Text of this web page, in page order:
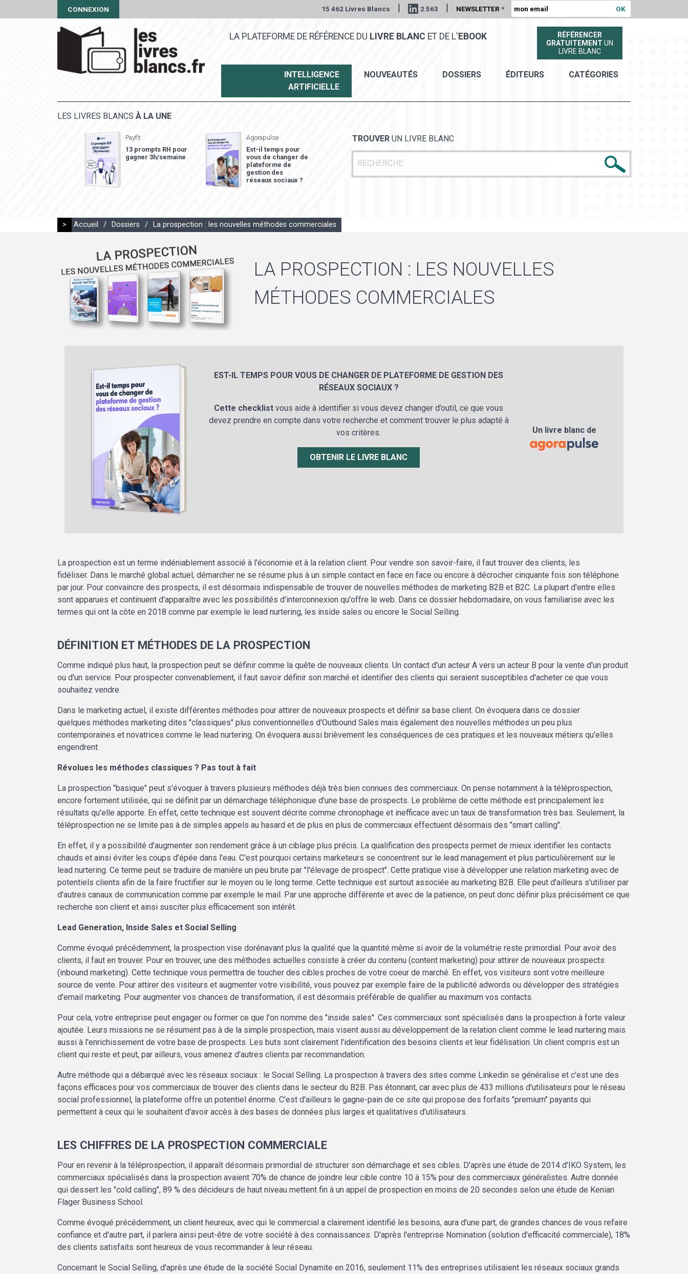
CONNEXION 15 462 Livres Blancs | 2 563 | NEWSLETTER *
LA PLATEFORME DE RÉFÉRENCE DU LIVRE BLANC ET DE L' EBOOK
RÉFÉRENCER
GRATUITEMENT UN
LIVRE BLANC
INTELLIGENCE
ARTIFICIELLE
NOUVEAUTÉS DOSSIERS ÉDITEURS CATÉGORIES
LES LIVRES BLANCS À LA UNE
Payfit
13 prompts RH pour
gagner 3h/semaine
Agorapulse
Est-il temps pour
vous de changer de
plateforme de
gestion des
réseaux sociaux ?
TROUVER UN LIVRE BLANC
> Accueil / Dossiers / La prospection : les nouvelles méthodes commerciales
LA PROSPECTION : LES NOUVELLES
MÉTHODES COMMERCIALES
EST-IL TEMPS POUR VOUS DE CHANGER DE PLATEFORME DE GESTION DES
RÉSEAUX SOCIAUX ?
Cette checklist vous aide à identifier si vous devez changer d’outil, ce que vous
devez prendre en compte dans votre recherche et comment trouver le plus adapté à
vos critères.
OBTENIR LE LIVRE BLANC
Un livre blanc de
La prospection est un terme indéniablement associé à l'économie et à la relation client. Pour vendre son savoir-faire, il faut trouver des clients, les
fidéliser. Dans le marché global actuel, démarcher ne se résume plus à un simple contact en face en face ou encore à décrocher cinquante fois son téléphone
par jour. Pour convaincre des prospects, il est désormais indispensable de trouver de nouvelles méthodes de marketing B2B et B2C. La plupart d'entre elles
sont apparues et continuent d'apparaître avec les possibilités d'interconnexion qu'offre le web. Dans ce dossier hebdomadaire, on vous familiarise avec les
termes qui ont la côte en 2018 comme par exemple le lead nurtering, les inside sales ou encore le Social Selling.
DÉFINITION ET MÉTHODES DE LA PROSPECTION
Comme indiqué plus haut, la prospection peut se définir comme la quête de nouveaux clients. Un contact d'un acteur A vers un acteur B pour la vente d'un produit
ou d'un service. Pour prospecter convenablement, il faut savoir définir son marché et identifier des clients qui seraient susceptibles d'acheter ce que vous
souhaitez vendre.
Dans le marketing actuel, il existe différentes méthodes pour attirer de nouveaux prospects et définir sa base client. On évoquera dans ce dossier
quelques méthodes marketing dites "classiques" plus conventionnelles d'Outbound Sales mais également des nouvelles méthodes un peu plus
contemporaines et novatrices comme le lead nurtering. On évoquera aussi brièvement les conséquences de ces pratiques et les nouveaux métiers qu'elles
engendrent.
Révolues les méthodes classiques ? Pas tout à fait
La prospection "basique" peut s'évoquer à travers plusieurs méthodes déjà très bien connues des commerciaux. On pense notamment à la téléprospection,
encore fortement utilisée, qui se définit par un démarchage téléphonique d'une base de prospects. Le problème de cette méthode est principalement les
résultats qu'elle apporte. En effet, cette technique est souvent décrite comme chronophage et inefficace avec un taux de transformation très bas. Seulement, la
téléprospection ne se limite pas à de simples appels au hasard et de plus en plus de commerciaux effectuent désormais des "smart calling".
En effet, il y a possibilité d'augmenter son rendement grâce à un ciblage plus précis. La qualification des prospects permet de mieux identifier les contacts
chauds et ainsi éviter les coups d'épée dans l'eau. C'est pourquoi certains marketeurs se concentrent sur le lead management et plus particulièrement sur le
lead nurtering. Ce terme peut se traduire de manière un peu brute par "l'élevage de prospect". Cette pratique vise à développer une relation marketing avec de
potentiels clients afin de la faire fructifier sur le moyen ou le long terme. Cette technique est surtout associée au marketing B2B. Elle peut d'ailleurs s'utiliser par
d'autres canaux de communication comme par exemple le mail. Par une approche différente et avec de la patience, on peut donc définir plus précisément ce que
recherche son client et ainsi susciter plus efficacement son intérêt.
Lead Generation, Inside Sales et Social Selling
Comme évoqué précédemment, la prospection vise dorénavant plus la qualité que la quantité même si avoir de la volumétrie reste primordial. Pour avoir des
clients, il faut en trouver. Pour en trouver, une des méthodes actuelles consiste à créer du contenu (content marketing) pour attirer de nouveaux prospects
(inbound marketing). Cette technique vous permettra de toucher des cibles proches de votre coeur de marché. En effet, vos visiteurs sont votre meilleure
source de vente. Pour attirer des visiteurs et augmenter votre visibilité, vous pouvez par exemple faire de la publicité adwords ou développer des stratégies
d'email marketing. Pour augmenter vos chances de transformation, il est désormais préférable de qualifier au maximum vos contacts.
Pour cela, votre entreprise peut engager ou former ce que l'on nomme des "inside sales". Ces commerciaux sont spécialisés dans la prospection à forte valeur
ajoutée. Leurs missions ne se résument pas à de la simple prospection, mais visent aussi au développement de la relation client comme le lead nurtering mais
aussi à l'enrichissement de votre base de prospects. Les buts sont clairement l'identification des besoins clients et leur fidélisation. Un client compris est un
client qui reste et peut, par ailleurs, vous amenez d'autres clients par recommandation.
Autre méthode qui a débarqué avec les réseaux sociaux : le Social Selling. La prospection à travers des sites comme Linkedin se généralise et c'est une des
façons efficaces pour vos commerciaux de trouver des clients dans le secteur du B2B. Pas étonnant, car avec plus de 433 millions d'utilisateurs pour le réseau
social professionnel, la plateforme offre un potentiel énorme. C'est d'ailleurs le gagne-pain de ce site qui propose des forfaits "premium" payants qui
permettent à ceux qui le souhaitent d'avoir accès à des bases de données plus larges et qualitatives d'utilisateurs.
LES CHIFFRES DE LA PROSPECTION COMMERCIALE
Pour en revenir à la téléprospection, il apparaît désormais primordial de structurer son démarchage et ses cibles. D'après une étude de 2014 d'IKO System, les
commerciaux spécialisés dans la prospection avaient 70% de chance de joindre leur cible contre 10 à 15% pour des commerciaux généralistes. Autre donnée
qui dessert les "cold calling", 89 % des décideurs de haut niveau mettent fin à un appel de prospection en moins de 20 secondes selon une étude de Kenian
Flager Business School.
Comme évoqué précédemment, un client heureux, avec qui le commercial a clairement identifié les besoins, aura d'une part, de grandes chances de vous refaire
confiance et d'autre part, il parlera ainsi peut-être de votre société à des connaissances. D'après l'entreprise Nomination (solution d'efficacité commerciale), 18%
des clients satisfaits sont heureux de vous recommander à leur réseau.
Concernant le Social Selling, d'après une étude de la société Social Dynamite en 2016, seulement 11% des entreprises utilisaient les réseaux sociaux grands